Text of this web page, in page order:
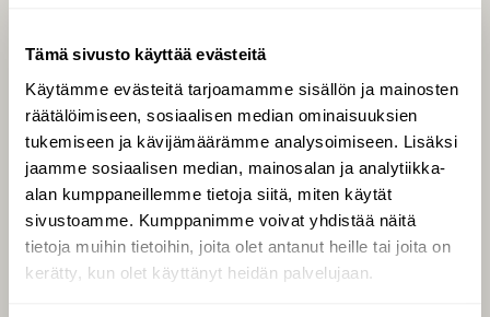
Tämä sivusto käyttää evästeitä
Käytämme evästeitä tarjoamamme sisällön ja mainosten
räätälöimiseen, sosiaalisen median ominaisuuksien
tukemiseen ja kävijämäärämme analysoimiseen. Lisäksi
jaamme sosiaalisen median, mainosalan ja analytiikka-
alan kumppaneillemme tietoja siitä, miten käytät
sivustoamme. Kumppanimme voivat yhdistää näitä
tietoja muihin tietoihin, joita olet antanut heille tai joita on
kerätty, kun olet käyttänyt heidän palvelujaan.
SUOMEN LUONNON­
SUOJELU­LIITTO
Suomen Luonto -lehden
kustantaja onSuomen
luonnonsuojelu­liitto.